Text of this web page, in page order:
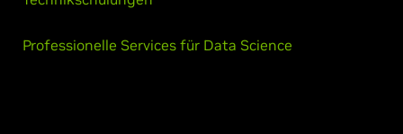
Professionelle Services für Data Science